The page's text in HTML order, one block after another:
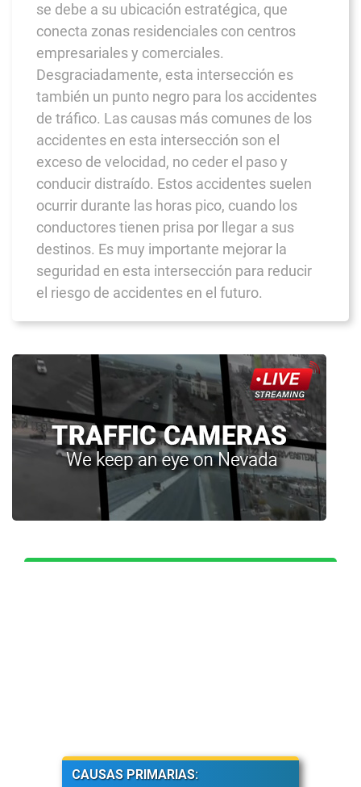
se debe a su ubicación estratégica, que
conecta zonas residenciales con centros
empresariales y comerciales.
Desgraciadamente, esta intersección es
también un punto negro para los accidentes
de tráfico. Las causas más comunes de los
accidentes en esta intersección son el
exceso de velocidad, no ceder el paso y
conducir distraído. Estos accidentes suelen
ocurrir durante las horas pico, cuando los
conductores tienen prisa por llegar a sus
destinos. Es muy importante mejorar la
seguridad en esta intersección para reducir
el riesgo de accidentes en el futuro.
CAUSAS PRIMARIAS: